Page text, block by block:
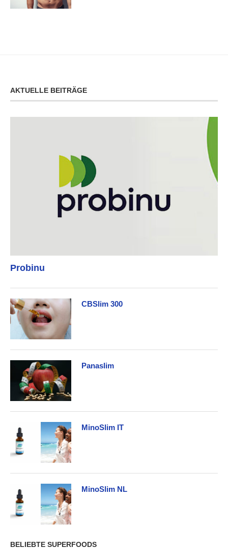
AKTUELLE BEITRÄGE
Probinu
CBSlim 300
Panaslim
MinoSlim IT
MinoSlim NL
BELIEBTE SUPERFOODS